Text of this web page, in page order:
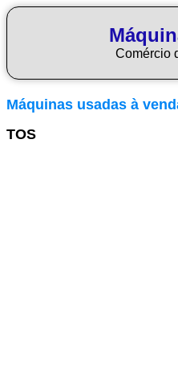
Comércio
Máquinas usadas à
TOS